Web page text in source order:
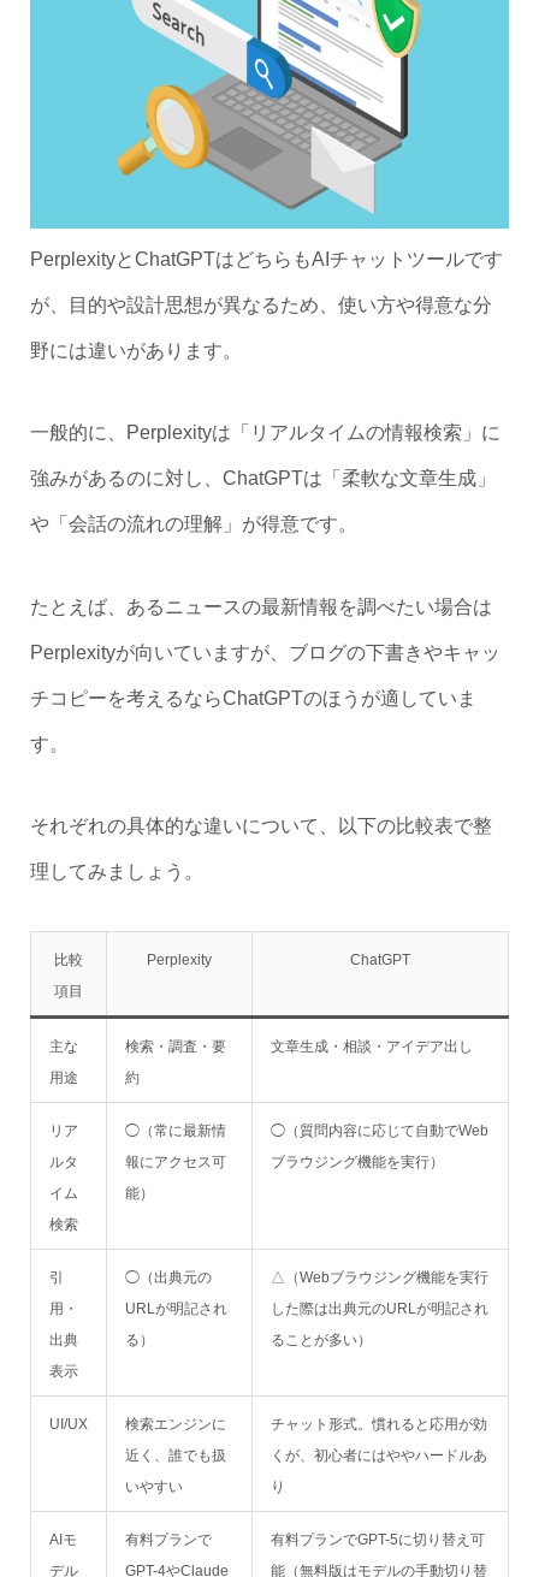
PerplexityとChatGPTはどちらもAIチャットツールです
が、目的や設計思想が異なるため、使い方や得意な分
野には違いがあります。
一般的に、Perplexityは「リアルタイムの情報検索」に
強みがあるのに対し、ChatGPTは「柔軟な文章生成」
や「会話の流れの理解」が得意です。
たとえば、あるニュースの最新情報を調べたい場合は
Perplexityが向いていますが、ブログの下書きやキャッ
チコピーを考えるならChatGPTのほうが適していま
す。
それぞれの具体的な違いについて、以下の比較表で整
理してみましょう。
比較
項目
Perplexity ChatGPT
主な
用途
検索・調査・要
約
文章生成・相談・アイデア出し
リア
ルタ
イム
検索
◯（常に最新情
報にアクセス可
能）
◯（質問内容に応じて自動でWeb
ブラウジング機能を実行）
引
用・
出典
表示
◯（出典元の
URLが明記され
る）
△（Webブラウジング機能を実行
した際は出典元のURLが明記され
ることが多い）
UI/UX
検索エンジンに
近く、誰でも扱
いやすい
チャット形式。慣れると応用が効
くが、初心者にはややハードルあ
り
AIモ
デル
有料プランで
GPT-4やClaude
有料プランでGPT-5に切り替え可
能（無料版はモデルの手動切り替